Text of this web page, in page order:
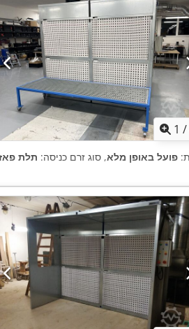
1 /
פועל באופן מלא, סוג זרם כניסה: תלת